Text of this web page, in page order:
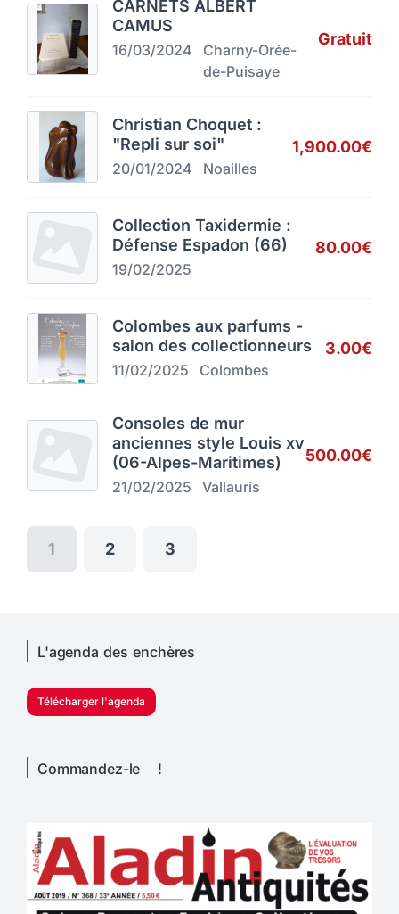
CARNETS ALBERT
CAMUS
16/03/2024
Charny-Orée-
de-Puisaye
Gratuit
Christian Choquet :
"Repli sur soi"
20/01/2024 Noailles
1,900.00€
Collection Taxidermie :
Défense Espadon (66)
19/02/2025
80.00€
Colombes aux parfums -
salon des collectionneurs
11/02/2025 Colombes
3.00€
Consoles de mur
anciennes style Louis xv
(06-Alpes-Maritimes)
21/02/2025 Vallauris
500.00€
1 2 3
L'agenda des enchères
Télécharger l'agenda
Commandez-le !